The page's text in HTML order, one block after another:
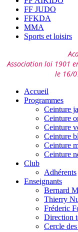
FF JUDO
FFKDA
MMA
Sports et loisirs
Association loi 1901
le 16/
Accueil
Programmes
Ceinture
Ceinture
Ceinture
Ceinture
Ceinture
Ceinture
Club
Adhérents
Enseignants
Bernard
Thierry
Fréderic
Direction
Cercle